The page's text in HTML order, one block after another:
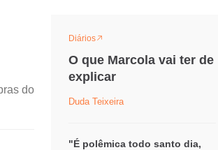
do
Diários
O que Marcola vai ter de
explicar
Duda Teixeira
"É polêmica todo santo dia,